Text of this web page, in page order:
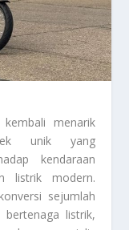
menarik
unik yang
kendaraan
listrik modern.
sejumlah
bertenaga listrik,